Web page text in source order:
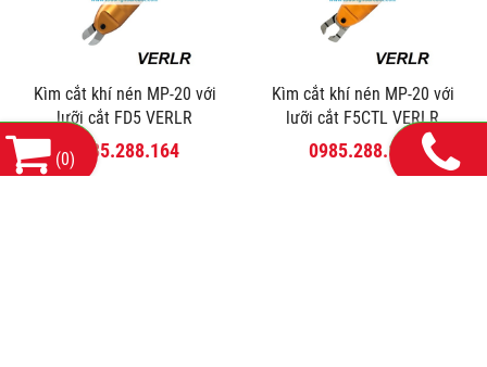
Kìm cắt khí nén MP-20 với
lưỡi cắt FD5 VERLR
0985.288.164
Kìm cắt khí nén MP-20 với
lưỡi cắt F5CTL VERLR
0985.288.164
(0)